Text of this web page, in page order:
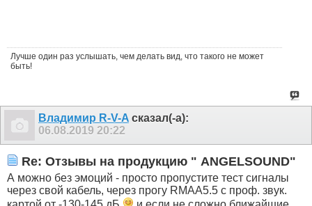
Лучше один раз услышать, чем делать вид, что такого не может
быть!
Владимир R-V-A сказал(-а):
06.08.2019 20:22
Re: Отзывы на продукцию " ANGELSOUND"
А можно без эмоций - просто пропустите тест сигналы
через свой кабель, через прогу RMAA5.5 с проф. звук.